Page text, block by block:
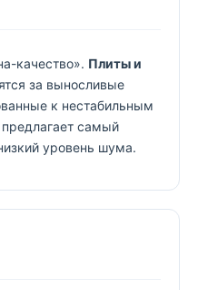
качество». Плиты и
за выносливые
к нестабильным
самый
уровень шума.